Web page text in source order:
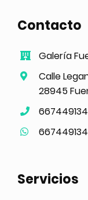
Contacto
Galería
Calle
28945
667449134
667449134
Servicios